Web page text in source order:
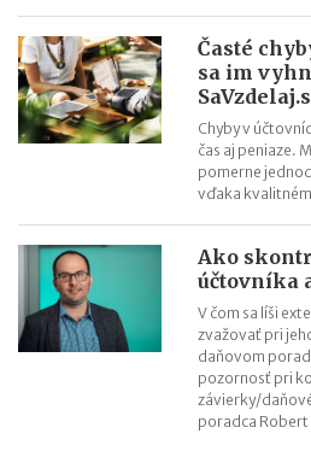
termíny po skončení školského roka
OČR cez letné prázdniny a zmena
Časté
sa im
Chyby v
čas aj peniaze.
pomerne
vďaka
Ako
účtovníka
V čom sa líši
zvažovať pri
daňovom
pozornosť pri
závierky/
poradca Robert